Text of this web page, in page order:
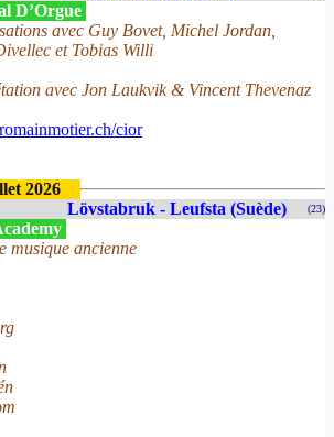
D’Orgue
avec Guy Bovet, Michel Jordan,
et Tobias Willi
avec Jon Laukvik & Vincent Thevenaz
cior
2026
Lövstabruk - Leufsta (Suède)
(23)
musique ancienne